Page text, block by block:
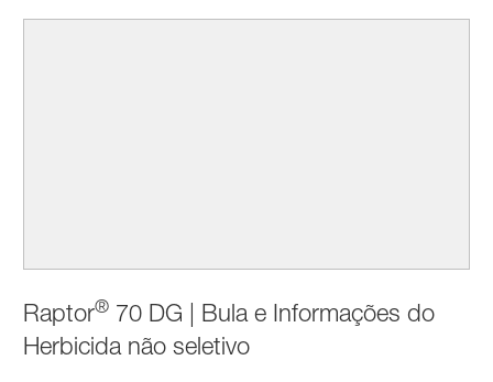
Raptor® 70 DG | Bula e Informações do
Herbicida não seletivo